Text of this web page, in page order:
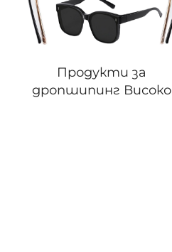
Продукти за
дропшипинг Високо